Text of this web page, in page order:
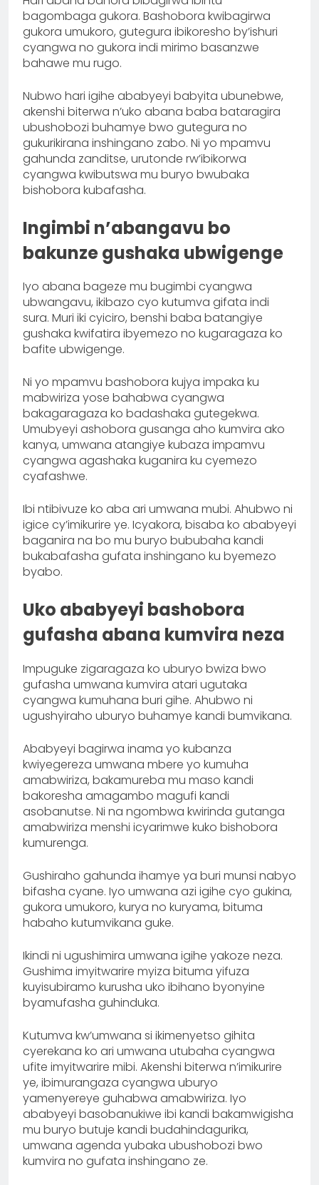
bagombaga gukora. Bashobora kwibagirwa
gukora umukoro, gutegura ibikoresho by’ishuri
cyangwa no gukora indi mirimo basanzwe
bahawe mu rugo.
Nubwo hari igihe ababyeyi babyita ubunebwe,
akenshi biterwa n’uko abana baba bataragira
ubushobozi buhamye bwo gutegura no
gukurikirana inshingano zabo. Ni yo mpamvu
gahunda zanditse, urutonde rw’ibikorwa
cyangwa kwibutswa mu buryo bwubaka
bishobora kubafasha.
Ingimbi n’abangavu bo
bakunze gushaka ubwigenge
Iyo abana bageze mu bugimbi cyangwa
ubwangavu, ikibazo cyo kutumva gifata indi
sura. Muri iki cyiciro, benshi baba batangiye
gushaka kwifatira ibyemezo no kugaragaza ko
bafite ubwigenge.
Ni yo mpamvu bashobora kujya impaka ku
mabwiriza yose bahabwa cyangwa
bakagaragaza ko badashaka gutegekwa.
Umubyeyi ashobora gusanga aho kumvira ako
kanya, umwana atangiye kubaza impamvu
cyangwa agashaka kuganira ku cyemezo
cyafashwe.
Ibi ntibivuze ko aba ari umwana mubi. Ahubwo ni
igice cy’imikurire ye. Icyakora, bisaba ko ababyeyi
baganira na bo mu buryo bububaha kandi
bukabafasha gufata inshingano ku byemezo
byabo.
Uko ababyeyi bashobora
gufasha abana kumvira neza
Impuguke zigaragaza ko uburyo bwiza bwo
gufasha umwana kumvira atari ugutaka
cyangwa kumuhana buri gihe. Ahubwo ni
ugushyiraho uburyo buhamye kandi bumvikana.
Ababyeyi bagirwa inama yo kubanza
kwiyegereza umwana mbere yo kumuha
amabwiriza, bakamureba mu maso kandi
bakoresha amagambo magufi kandi
asobanutse. Ni na ngombwa kwirinda gutanga
amabwiriza menshi icyarimwe kuko bishobora
kumurenga.
Gushiraho gahunda ihamye ya buri munsi nabyo
bifasha cyane. Iyo umwana azi igihe cyo gukina,
gukora umukoro, kurya no kuryama, bituma
habaho kutumvikana guke.
Ikindi ni ugushimira umwana igihe yakoze neza.
Gushima imyitwarire myiza bituma yifuza
kuyisubiramo kurusha uko ibihano byonyine
byamufasha guhinduka.
Kutumva kw’umwana si ikimenyetso gihita
cyerekana ko ari umwana utubaha cyangwa
ufite imyitwarire mibi. Akenshi biterwa n’imikurire
ye, ibimurangaza cyangwa uburyo
yamenyereye guhabwa amabwiriza. Iyo
ababyeyi basobanukiwe ibi kandi bakamwigisha
mu buryo butuje kandi budahindagurika,
umwana agenda yubaka ubushobozi bwo
kumvira no gufata inshingano ze.